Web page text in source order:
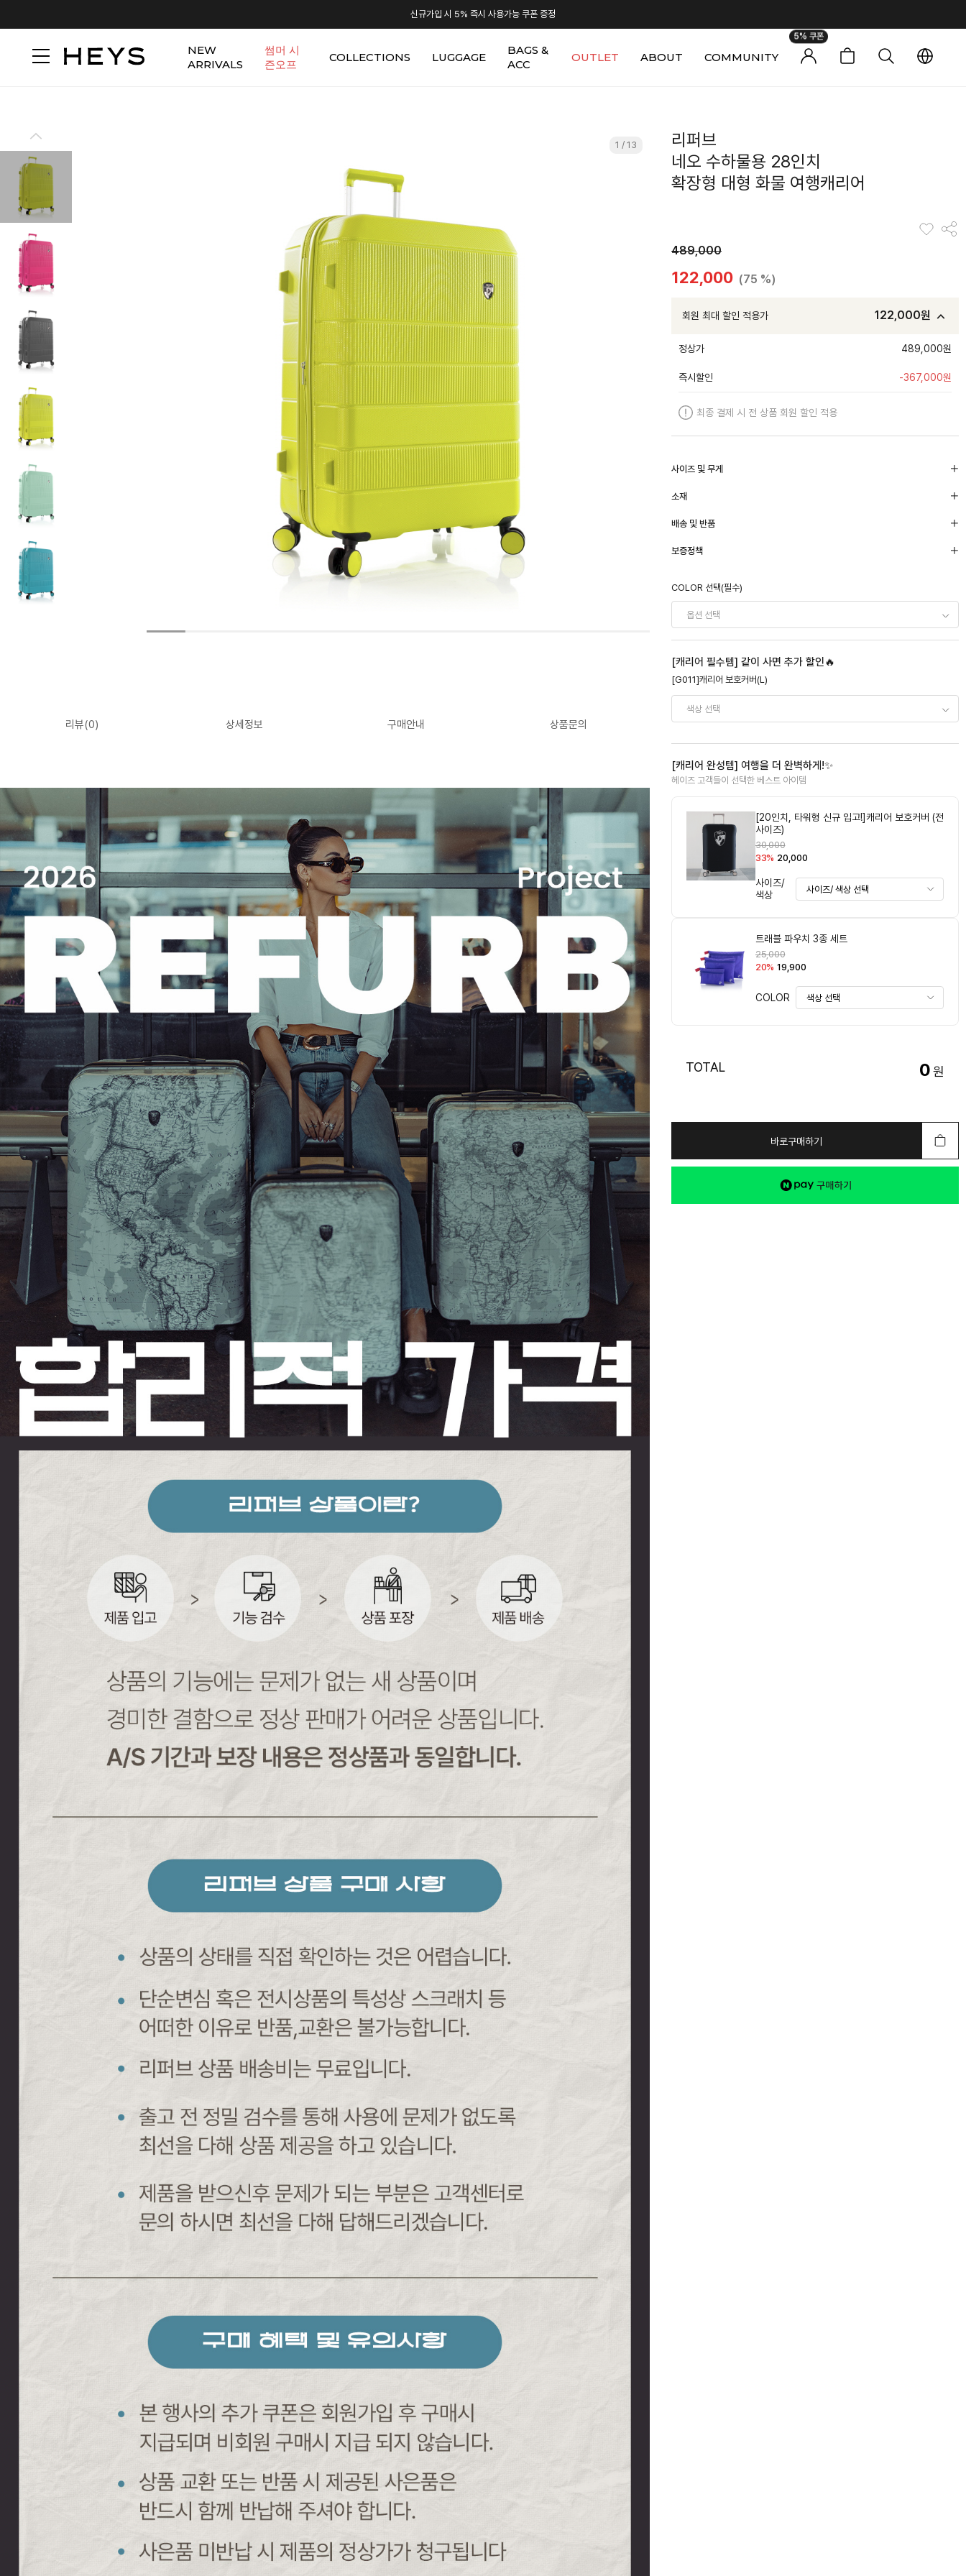
신규가입 시 5% 즉시 사용가능 쿠폰 증정
NEW
ARRIVALS
썸머 시
즌오프
COLLECTIONS LUGGAGE
BAGS &
ACC
OUTLET ABOUT COMMUNITY
5% 쿠폰
1 / 13
리뷰(0) 상세정보 구매안내 상품문의
리퍼브
네오 수하물용 28인치
확장형 대형 화물 여행캐리어
489,000
122,000 (75 %)
회원 최대 할인 적용가 122,000원
정상가 489,000원
즉시할인 -367,000원
최종 결제 시 전 상품 회원 할인 적용
사이즈 및 무게
소재
배송 및 반품
보증정책
COLOR 선택(필수)
[캐리어 필수템] 같이 사면 추가 할인🔥
[G011]캐리어 보호커버(L)
[캐리어 완성템] 여행을 더 완벽하게!✨
헤이즈 고객들이 선택한 베스트 아이템
[20인치, 타워형 신규 입고!]캐리어 보호커버 (전
사이즈)
30,000
33% 20,000
사이즈/
색상
트래블 파우치 3종 세트
25,000
20% 19,900
COLOR
TOTAL 0원
바로구매하기